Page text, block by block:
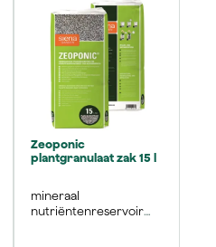
Zeoponic
plantgranulaat zak 15 l
mineraal
nutriëntenreservoir